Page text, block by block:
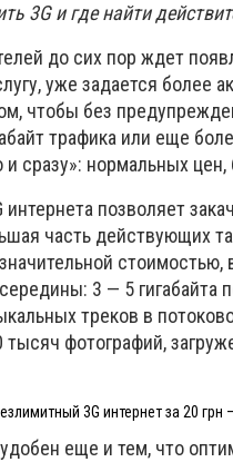
3G и где найти
до сих пор ждет
уже задается более
чтобы без
трафика или еще
и сразу»: нормальных
позволяет
часть действующих
3 — 5 гигабайта
треков в
фотографий,
3G интернет за 20
еще и тем, что